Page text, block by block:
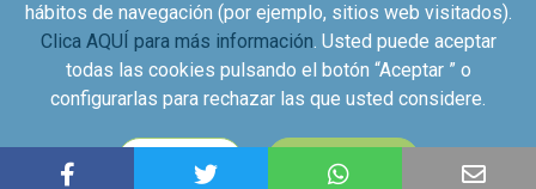
Copyright©2026 - Kuvut - All rights reserved, Calle Iriarte
hábitos de navegación (por ejemplo, sitios web visitados).
Clica AQUÍ para más información. Usted puede aceptar
todas las cookies pulsando el botón “Aceptar ” o
configurarlas para rechazar las que usted considere.
CONFIGURAR ACEPTAR